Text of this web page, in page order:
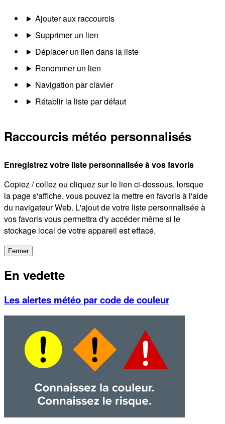
Ajouter aux raccourcis
Supprimer un lien
Déplacer un lien dans la liste
Renommer un lien
Navigation par clavier
Rétablir la liste par défaut
Raccourcis météo personnalisés
Enregistrez votre liste personnalisée à vos favoris
Copiez / collez ou cliquez sur le lien ci-dessous, lorsque
la page s'affiche, vous pouvez la mettre en favoris à l'aide
du navigateur Web. L'ajout de votre liste personnalisée à
vos favoris vous permettra d'y accéder même si le
stockage local de votre appareil est effacé.
Fermer
En vedette
Les alertes météo par code de couleur